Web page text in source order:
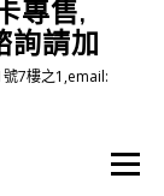
專售,
詢請加
7樓之1,email:
選單